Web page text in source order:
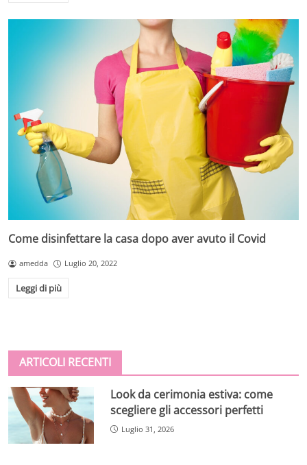
Come disinfettare la casa dopo aver avuto il Covid
amedda Luglio 20, 2022
Leggi di più
ARTICOLI RECENTI
Look da cerimonia estiva: come
scegliere gli accessori perfetti
Luglio 31, 2026